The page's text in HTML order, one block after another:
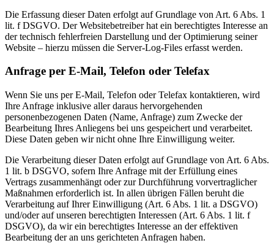
Die Erfassung dieser Daten erfolgt auf Grundlage von Art. 6 Abs. 1
lit. f DSGVO. Der Websitebetreiber hat ein berechtigtes Interesse an
der technisch fehlerfreien Darstellung und der Optimierung seiner
Website – hierzu müssen die Server-Log-Files erfasst werden.
Anfrage per E-Mail, Telefon oder Telefax
Wenn Sie uns per E-Mail, Telefon oder Telefax kontaktieren, wird
Ihre Anfrage inklusive aller daraus hervorgehenden
personenbezogenen Daten (Name, Anfrage) zum Zwecke der
Bearbeitung Ihres Anliegens bei uns gespeichert und verarbeitet.
Diese Daten geben wir nicht ohne Ihre Einwilligung weiter.
Die Verarbeitung dieser Daten erfolgt auf Grundlage von Art. 6 Abs.
1 lit. b DSGVO, sofern Ihre Anfrage mit der Erfüllung eines
Vertrags zusammenhängt oder zur Durchführung vorvertraglicher
Maßnahmen erforderlich ist. In allen übrigen Fällen beruht die
Verarbeitung auf Ihrer Einwilligung (Art. 6 Abs. 1 lit. a DSGVO)
und/oder auf unseren berechtigten Interessen (Art. 6 Abs. 1 lit. f
DSGVO), da wir ein berechtigtes Interesse an der effektiven
Bearbeitung der an uns gerichteten Anfragen haben.